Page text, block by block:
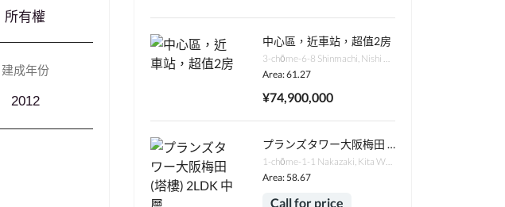
所有權
建成年份
2012
中心區，近車站，超值2房
3-chōme-6-8 Shinmachi, Nishi Ward, Osaka, 550-0013日本
Area: 61.27
¥74,900,000
プランズタワー大阪梅田 (塔樓) 2LDK 中層
1-chōme-1-1 Nakazaki, Kita Ward, Osaka, 530-0016日本
Area: 58.67
Call for price